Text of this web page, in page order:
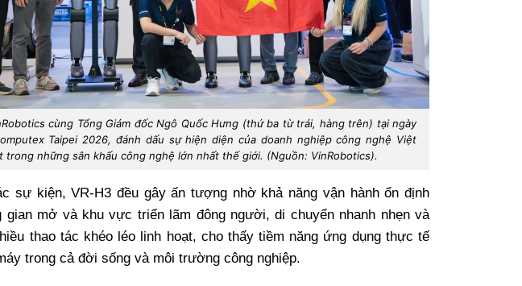
cùng Tổng Giám đốc Ngô Quốc Hưng (thứ ba từ trái, hàng trên) tại ngày
Taipei 2026, đánh dấu sự hiện diện của doanh nghiệp công nghệ Việt
trong những sân khấu công nghệ lớn nhất thế giới. (Nguồn: VinRobotics).
sự kiện, VR-H3 đều gây ấn tượng nhờ khả năng vận hành ổn định
gian mở và khu vực triển lãm đông người, di chuyển nhanh nhẹn và
thao tác khéo léo linh hoạt, cho thấy tiềm năng ứng dụng thực tế
trong cả đời sống và môi trường công nghiệp.